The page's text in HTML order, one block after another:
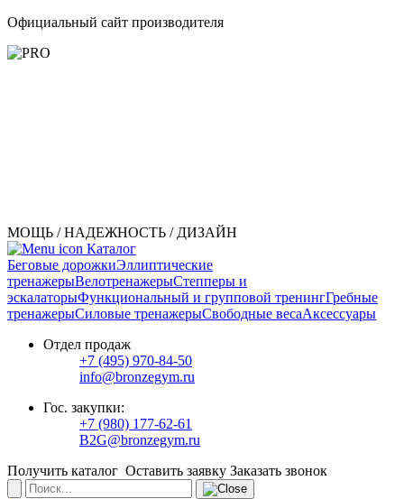
Официальный сайт производителя
МОЩЬ / НАДЕЖНОСТЬ / ДИЗАЙН
Каталог
Беговые дорожкиЭллиптические
тренажерыВелотренажерыСтепперы и
эскалаторыФункциональный и групповой тренингГребные
тренажерыСиловые тренажерыСвободные весаАксессуары
Отдел продаж
+7 (495) 970-84-50
info@bronzegym.ru
Гос. закупки:
+7 (980) 177-62-61
B2G@bronzegym.ru
Получить каталог Оставить заявку Заказать звонок